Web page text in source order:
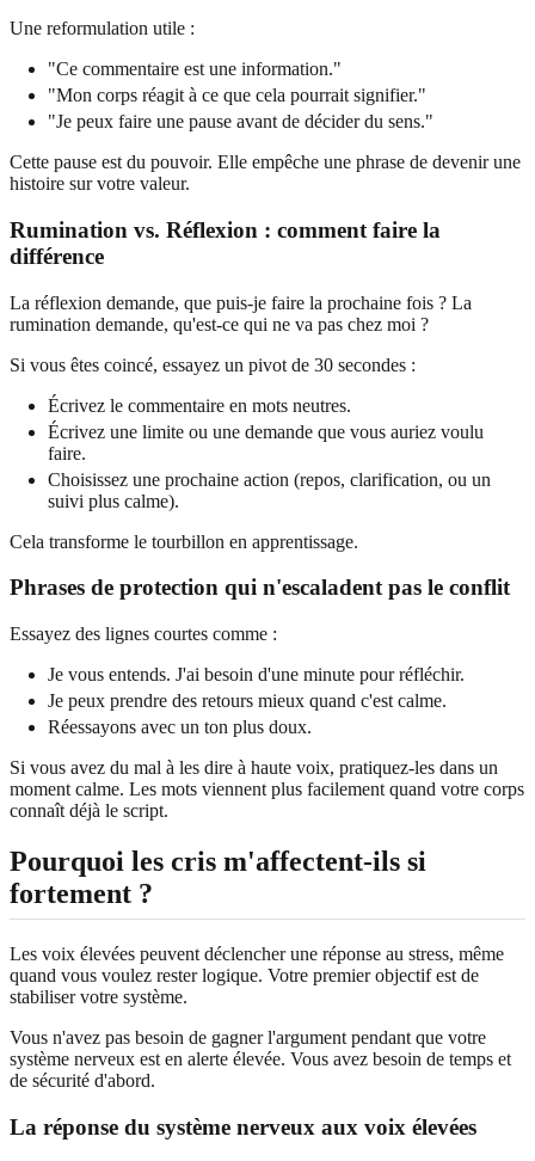
Une reformulation utile :
"Ce commentaire est une information."
"Mon corps réagit à ce que cela pourrait signifier."
"Je peux faire une pause avant de décider du sens."
Cette pause est du pouvoir. Elle empêche une phrase de devenir une
histoire sur votre valeur.
Rumination vs. Réflexion : comment faire la
différence
La réflexion demande, que puis-je faire la prochaine fois ? La
rumination demande, qu'est-ce qui ne va pas chez moi ?
Si vous êtes coincé, essayez un pivot de 30 secondes :
Écrivez le commentaire en mots neutres.
Écrivez une limite ou une demande que vous auriez voulu
faire.
Choisissez une prochaine action (repos, clarification, ou un
suivi plus calme).
Cela transforme le tourbillon en apprentissage.
Phrases de protection qui n'escaladent pas le conflit
Essayez des lignes courtes comme :
Je vous entends. J'ai besoin d'une minute pour réfléchir.
Je peux prendre des retours mieux quand c'est calme.
Réessayons avec un ton plus doux.
Si vous avez du mal à les dire à haute voix, pratiquez-les dans un
moment calme. Les mots viennent plus facilement quand votre corps
connaît déjà le script.
Pourquoi les cris m'affectent-ils si
fortement ?
Les voix élevées peuvent déclencher une réponse au stress, même
quand vous voulez rester logique. Votre premier objectif est de
stabiliser votre système.
Vous n'avez pas besoin de gagner l'argument pendant que votre
système nerveux est en alerte élevée. Vous avez besoin de temps et
de sécurité d'abord.
La réponse du système nerveux aux voix élevées